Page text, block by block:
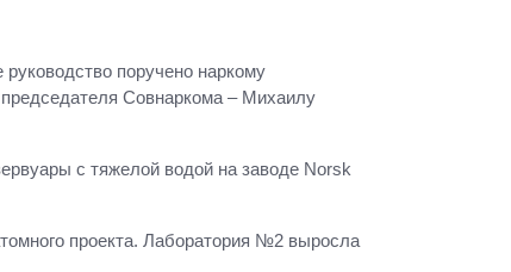
поручено наркому
Совнаркома – Михаилу
с тяжелой водой на заводе Norsk
проекта. Лаборатория №2 выросла